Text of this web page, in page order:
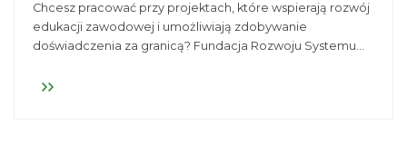
Chcesz pracować przy projektach, które wspierają rozwój
edukacji zawodowej i umożliwiają zdobywanie
doświadczenia za granicą? Fundacja Rozwoju Systemu
edukacji zawodowej Erasmus+ KA1 VET.